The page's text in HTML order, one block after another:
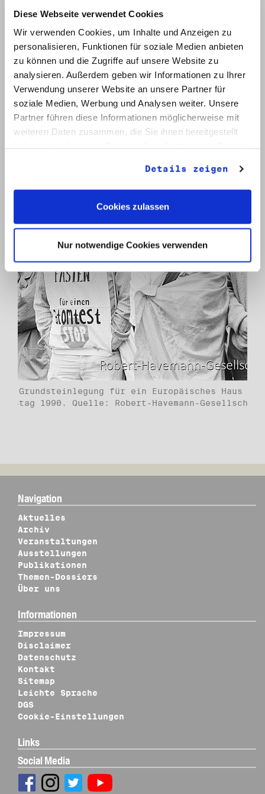
Diese Webseite verwendet Cookies
Wir verwenden Cookies, um Inhalte und Anzeigen zu
personalisieren, Funktionen für soziale Medien anbieten
zu können und die Zugriffe auf unsere Website zu
analysieren. Außerdem geben wir Informationen zu Ihrer
Verwendung unserer Website an unsere Partner für
soziale Medien, Werbung und Analysen weiter. Unsere
Partner führen diese Informationen möglicherweise mit
weiteren Daten zusammen, die Sie ihnen bereitgestellt
Details zeigen
Cookies zulassen
Nur notwendige Cookies verwenden
Grundsteinlegung für ein Europäisches Haus am
1990. Quelle: Robert-Havemann-
Grundsteinlegung für ein Europäisches Haus am
1990. Quelle: Robert-Havemann-
Navigation
Aktuelles
Archiv
Veranstaltungen
Ausstellungen
Publikationen
Themen-Dossiers
Über uns
Informationen
Impressum
Disclaimer
Datenschutz
Kontakt
Sitemap
Leichte Sprache
DGS
Cookie-Einstellungen
Links
Social Media